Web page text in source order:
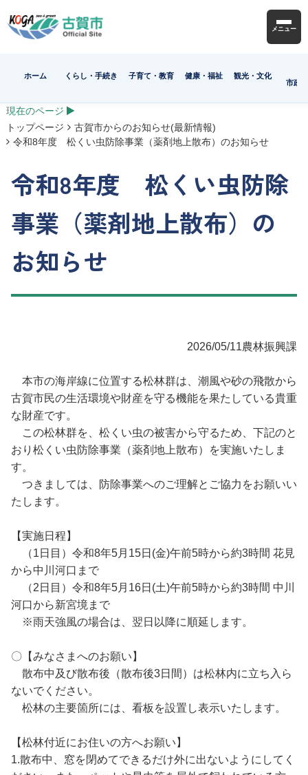
メニュー
ホーム くらし・手続き 子育て・教育 健康・福祉
観光・文化
市政
現在のページ
トップページ
古賀市からのお知らせ(最新情報)
令和8年度 松くい虫防除事業（薬剤地上散布）のお知らせ
令和8年度 松くい虫防除
事業（薬剤地上散布）の
お知らせ
2026/05/11農林振興課
本市の海岸線に位置する松林群は、潮風や砂の飛散から
古賀市民の生活環境や財産を守る機能を果たしている貴重
な財産です。
この松林群を、松くい虫の被害から守るため、下記のと
おり松くい虫防除事業（薬剤地上散布）を実施いたしま
す。
つきましては、防除事業へのご理解とご協力をお願いい
たします。
【実施日程】
（1日目）令和8年5月15日(金)午前5時から約3時間 花見
から中川河口まで
（2日目）令和8年5月16日(土)午前5時から約3時間 中川
河口から新宮境まで
※雨天強風の場合は、翌日以降に順延します。
〇【みなさまへのお願い】
散布中及び散布後（散布後3日間）は松林内に立ち入ら
ないでください。
松林の主要箇所には、看板を設置し表示いたします。
【松林付近にお住いの方へお願い】
1.散布中、窓を閉めてできるだけ外に出ないようにしてく